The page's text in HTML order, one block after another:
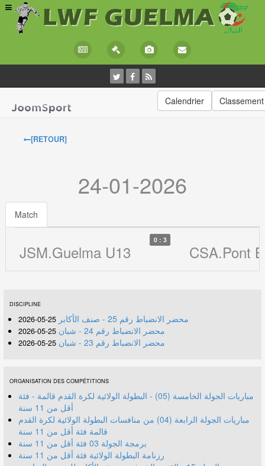
Calendrier Classement
[RETOUR]
24-01-2026
Match
JSM.Guelma U13
0 : 3
CSA.Pont
DISCIPLINE
محضر الانضباط رقم 25 - صنف الأكابر 25-05-2026
محضر الانضباط رقم 24 - شبان 25-05-2026
محضر الانضباط رقم 23 - شبان 25-05-2026
ORGANISATION DES COMPÉTITIONS
مباريات الجولة الخامسة (05) - البطولة الولائية لكرة القدم قالمة - فئة
أقل من 11 سنة
مباريات الجولة الرابعة (04) من منافسات البطولة الولائية لكرة القدم
قالمة فئة أقل من 11 سنة
برمجة الجولة 03 فئة أقل من 11 سنة
رزنامة البطولة الولائية فئة أقل من 11 سنة